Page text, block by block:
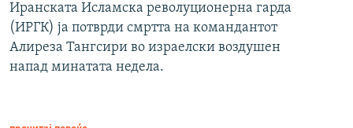
Иранската Исламска револуционерна гарда
(ИРГК) ја потврди смртта на командантот
Алиреза Тангсири во израелски воздушен
напад минатата недела.